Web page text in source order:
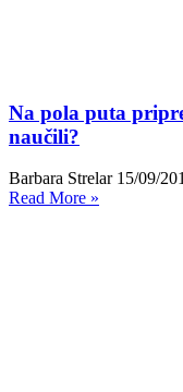
Na pola puta
naučili?
Barbara Strelar 15/09/
Read More »